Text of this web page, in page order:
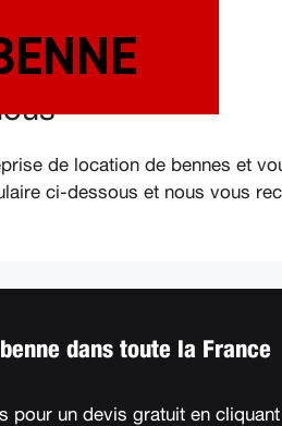
de location de bennes et
ci-dessous et nous vous
dans toute la France
pour un devis gratuit en cliquant